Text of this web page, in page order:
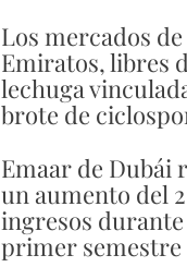
Los mercados de
Emiratos, libres
lechuga
brote de
Emaar de Dubái
un aumento del
ingresos
primer semestre